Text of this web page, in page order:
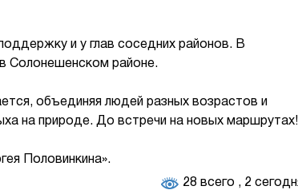
и у глав соседних районов. В
Солонешенском районе.
объединяя людей разных возрастов и
на природе. До встречи на новых маршрутах!
Половинкина».
28 всего , 2